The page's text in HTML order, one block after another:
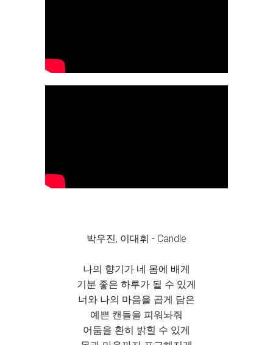
박우진, 이대휘 - Candle
나의 향기가 네 몸에 배게
기분 좋은 하루가 될 수 있게
너와 나의 마음을 곱게 담은
예쁜 캔들을 피워놔줘
어둠을 환히 밝힐 수 있게